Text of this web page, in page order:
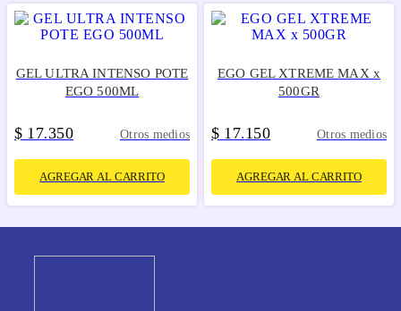
GEL ULTRA INTENSO POTE
EGO 500ML
$ 17.350 Otros medios
AGREGAR AL CARRITO
EGO GEL XTREME MAX x
500GR
$ 17.150 Otros medios
AGREGAR AL CARRITO